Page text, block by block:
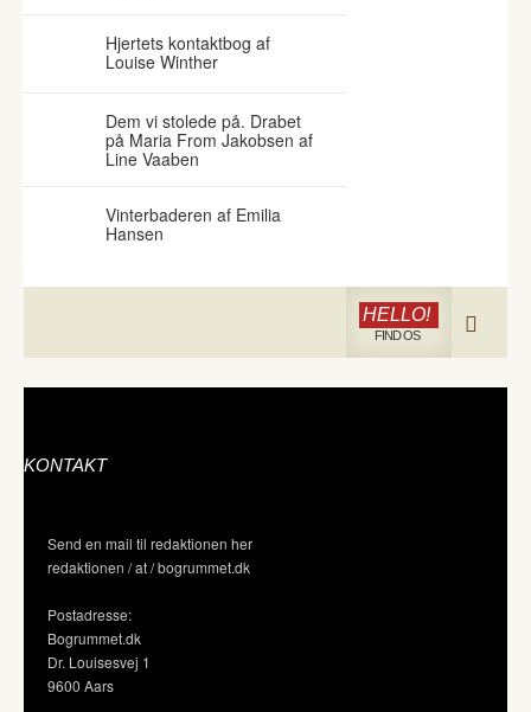
Hjertets kontaktbog af
Louise Winther
Dem vi stolede på. Drabet
på Maria From Jakobsen af
Line Vaaben
Vinterbaderen af Emilia
Hansen
HELLO!
FIND OS
KONTAKT
Send en mail til redaktionen her
redaktionen / at / bogrummet.dk
Postadresse:
Bogrummet.dk
Dr. Louisesvej 1
9600 Aars